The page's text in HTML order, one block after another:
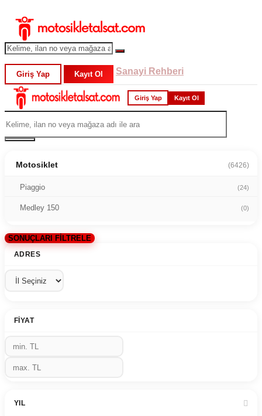
Giriş Yap Kayıt Ol Sanayi Rehberi
Giriş Yap Kayıt Ol
Motosiklet (6426)
Piaggio (24)
Medley 150 (0)
SONUÇLARI FİLTRELE
ADRES
FIYAT
YIL